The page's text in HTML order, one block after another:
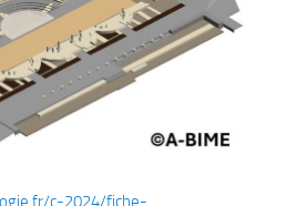
c-2024/fiche-